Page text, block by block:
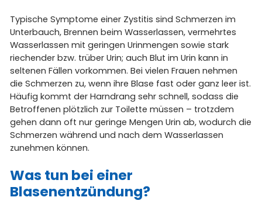
Typische Symptome einer Zystitis sind Schmerzen im
Unterbauch, Brennen beim Wasserlassen, vermehrtes
Wasserlassen mit geringen Urinmengen sowie stark
riechender bzw. trüber Urin; auch Blut im Urin kann in
seltenen Fällen vorkommen. Bei vielen Frauen nehmen
die Schmerzen zu, wenn ihre Blase fast oder ganz leer ist.
Häufig kommt der Harndrang sehr schnell, sodass die
Betroffenen plötzlich zur Toilette müssen – trotzdem
gehen dann oft nur geringe Mengen Urin ab, wodurch die
Schmerzen während und nach dem Wasserlassen
zunehmen können.
Was tun bei einer
Blasenentzündung?